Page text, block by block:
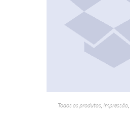
Todos os produtos, Impressão,